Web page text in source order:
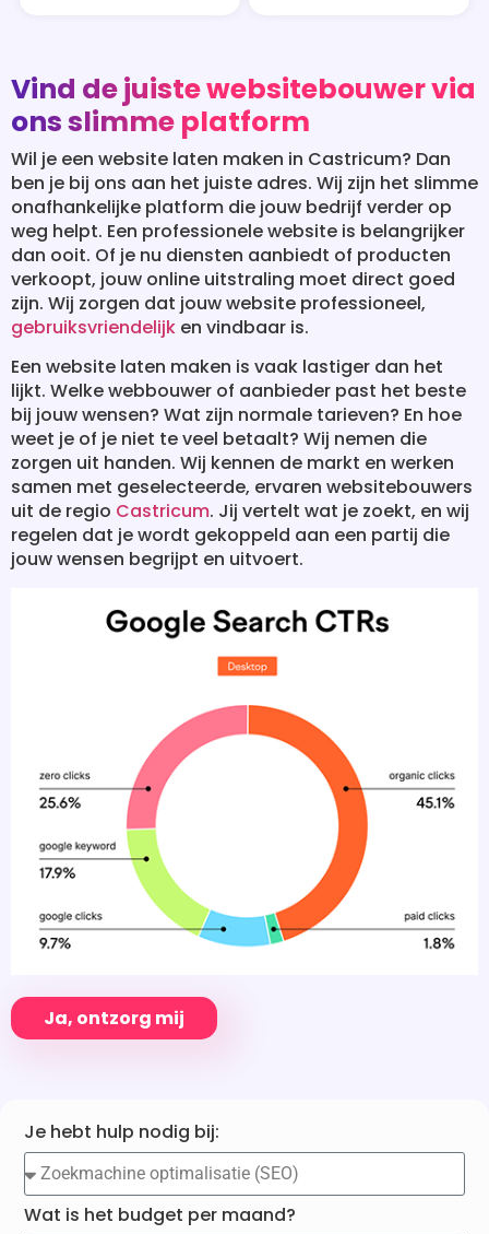
Vind de juiste websitebouwer via
ons slimme platform
Wil je een website laten maken in Castricum? Dan
ben je bij ons aan het juiste adres. Wij zijn het slimme
onafhankelijke platform die jouw bedrijf verder op
weg helpt. Een professionele website is belangrijker
dan ooit. Of je nu diensten aanbiedt of producten
verkoopt, jouw online uitstraling moet direct goed
zijn. Wij zorgen dat jouw website professioneel,
gebruiksvriendelijk en vindbaar is.
Een website laten maken is vaak lastiger dan het
lijkt. Welke webbouwer of aanbieder past het beste
bij jouw wensen? Wat zijn normale tarieven? En hoe
weet je of je niet te veel betaalt? Wij nemen die
zorgen uit handen. Wij kennen de markt en werken
samen met geselecteerde, ervaren websitebouwers
uit de regio Castricum. Jij vertelt wat je zoekt, en wij
regelen dat je wordt gekoppeld aan een partij die
jouw wensen begrijpt en uitvoert.
Ja, ontzorg mij
Je hebt hulp nodig bij:
Wat is het budget per maand?